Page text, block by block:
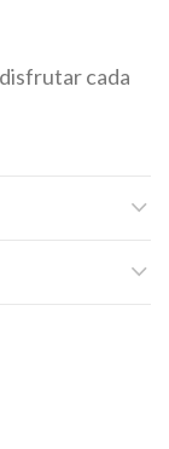
cada